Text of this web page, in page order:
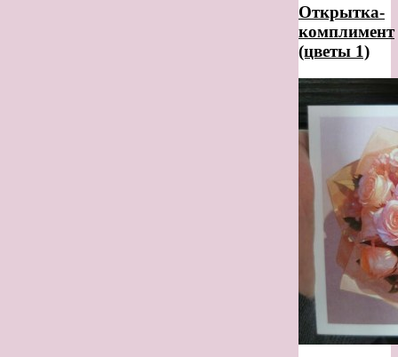
Открытка-
комплимент
(цветы 1)